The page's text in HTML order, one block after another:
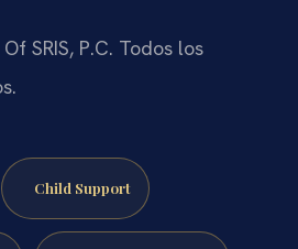
SRIS, P.C. Todos los
Child Support